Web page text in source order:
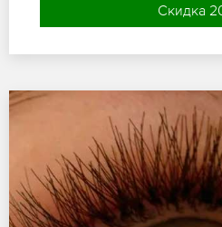
Скидка